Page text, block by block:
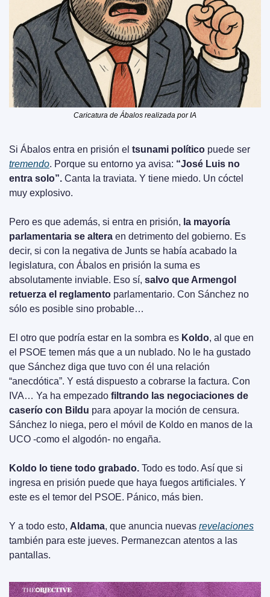
Caricatura de Ábalos realizada por IA
Si Ábalos entra en prisión el tsunami político
tremendo. Porque su entorno ya avisa: “José Luis no
entra solo”. Canta la traviata. Y tiene miedo. Un cóctel
muy explosivo.
Pero es que además, si entra en prisión, la mayoría
parlamentaria se altera en detrimento del gobierno. Es
decir, si con la negativa de Junts se había acabado la
legislatura, con Ábalos en prisión la suma es
absolutamente inviable. Eso sí, salvo que Armengol
retuerza el reglamento parlamentario. Con Sánchez no
sólo es posible sino probable…
El otro que podría estar en la sombra es Koldo, al que en
el PSOE temen más que a un nublado. No le ha gustado
que Sánchez diga que tuvo con él una relación
“anecdótica”. Y está dispuesto a cobrarse la factura. Con
IVA… Ya ha empezado filtrando las negociaciones de
caserío con Bildu para apoyar la moción de censura.
Sánchez lo niega, pero el móvil de Koldo en manos de la
UCO -como el algodón- no engaña.
Koldo lo tiene todo grabado. Todo es todo. Así que si
ingresa en prisión puede que haya fuegos artificiales. Y
este es el temor del PSOE. Pánico, más bien.
Y a todo esto, Aldama, que anuncia nuevas revelaciones
también para este jueves. Permanezcan atentos a las
pantallas.